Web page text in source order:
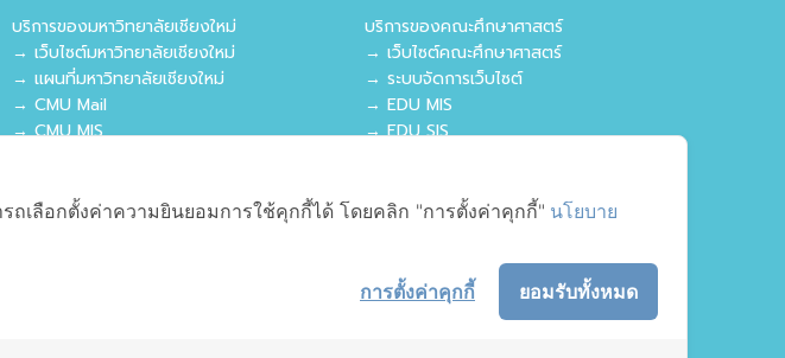
บริการของมหาวิทยาลัยเชียงใหม่
→ เว็บไซต์มหาวิทยาลัยเชียงใหม่
→ แผนที่มหาวิทยาลัยเชียงใหม่
→ CMU Mail
→ CMU MIS
บริการของคณะศึกษาศาสตร์
→ เว็บไซต์คณะศึกษาศาสตร์
→ ระบบจัดการเว็บไซต์
→ EDU MIS
→ EDU SIS
เลือกตั้งค่าความยินยอมการใช้คุกกี้ได้ โดยคลิก "การตั้งค่าคุกกี้" นโยบาย
ยอมรับทั้งหมด
การตั้งค่าคุกกี้